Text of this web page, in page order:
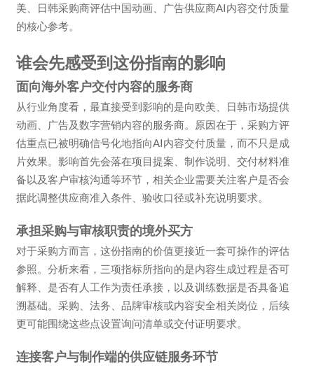
美、日韩采购商评估中国动画、广告供应商AI内容交付质量
的核心参考。
谁会先感受到这份指南的影响
面向海外客户交付内容的服务商
从行业角度看，最直接受到影响的是向欧美、日韩市场提供
动画、广告及数字营销内容的服务商。原因在于，采购方评
估重点已被明确信号化地指向AI内容交付质量，而不只是成
片效果。影响首先会落在项目提案、制作说明、交付材料准
备以及客户审核沟通等环节，相关企业需要关注客户是否会
据此调整供应商准入条件、验收口径或补充说明要求。
承担采购与审核职责的境外买方
对于采购方而言，这份指南的价值更接近一套可操作的评估
参照。分析来看，三项指标所指向的是内容生成过程是否可
解释、是否有人工作为责任承接，以及训练数据是否具备追
溯基础。采购、法务、品牌审核或内容安全相关岗位，后续
更可能围绕这些点设置询问清单或交付证明要求。
连接客户与制作端的供应链服务环节